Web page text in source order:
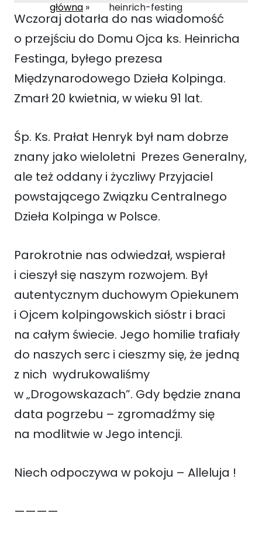
główna
heinrich-festing
Wczoraj dotarła do nas wiadomość
o przejściu do Domu Ojca ks. Heinricha
Festinga, byłego prezesa
Międzynarodowego Dzieła Kolpinga.
Zmarł 20 kwietnia, w wieku 91 lat.
Śp. Ks. Prałat Henryk był nam dobrze
znany jako wieloletni Prezes Generalny,
ale też oddany i życzliwy Przyjaciel
powstającego Związku Centralnego
Dzieła Kolpinga w Polsce.
Parokrotnie nas odwiedzał, wspierał
i cieszył się naszym rozwojem. Był
autentycznym duchowym Opiekunem
i Ojcem kolpingowskich sióstr i braci
na całym świecie. Jego homilie trafiały
do naszych serc i cieszmy się, że jedną
z nich wydrukowaliśmy
w „Drogowskazach”. Gdy będzie znana
data pogrzebu – zgromadźmy się
na modlitwie w Jego intencji.
Niech odpoczywa w pokoju – Alleluja !
————